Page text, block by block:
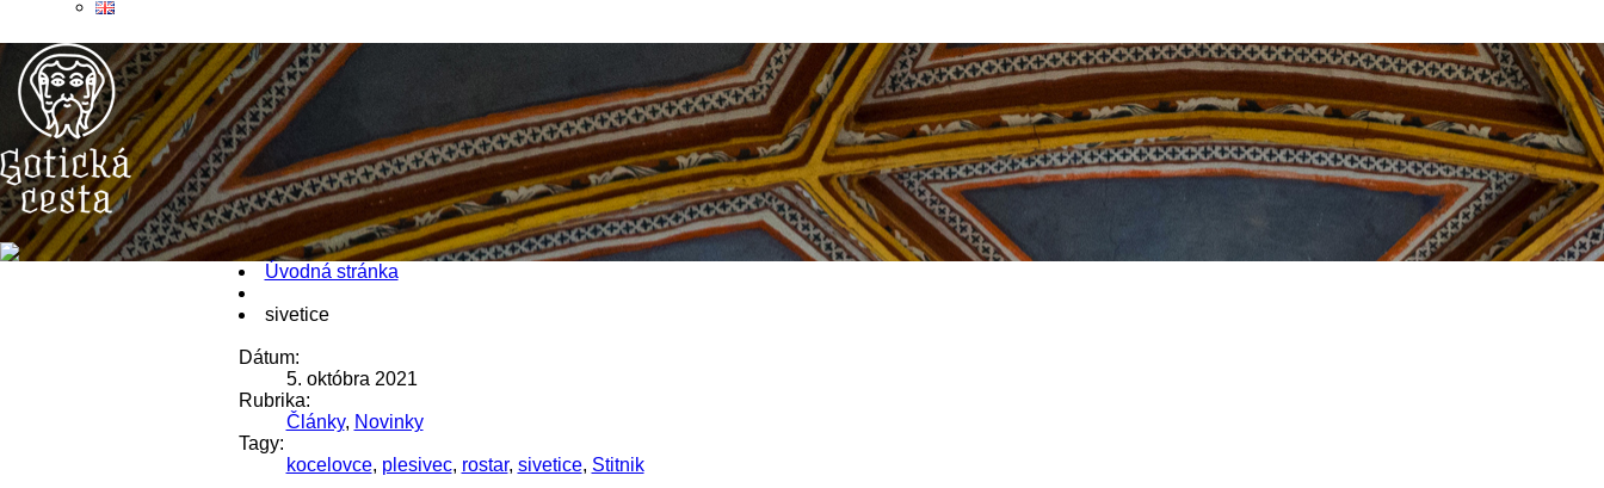
Úvodná stránka
sivetice
Dátum:
5. októbra 2021
Rubrika:
Články, Novinky
Tagy:
kocelovce, plesivec, rostar, sivetice, Stitnik